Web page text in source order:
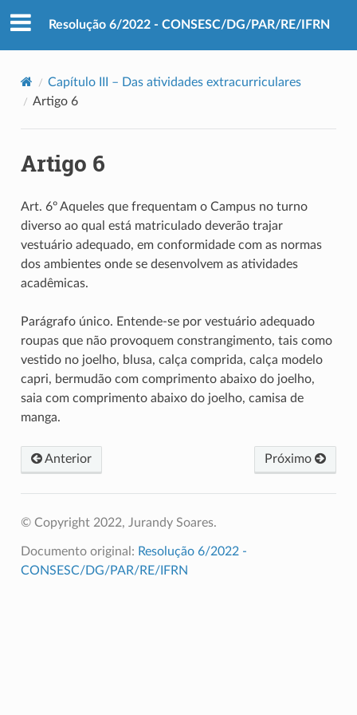
Resolução 6/2022 - CONSESC/DG/PAR/RE/IFRN
Capítulo III – Das atividades extracurriculares
Artigo 6
Artigo 6
Art. 6º Aqueles que frequentam o Campus no turno
diverso ao qual está matriculado deverão trajar
vestuário adequado, em conformidade com as normas
dos ambientes onde se desenvolvem as atividades
acadêmicas.
Parágrafo único. Entende-se por vestuário adequado
roupas que não provoquem constrangimento, tais como
vestido no joelho, blusa, calça comprida, calça modelo
capri, bermudão com comprimento abaixo do joelho,
saia com comprimento abaixo do joelho, camisa de
manga.
Anterior Próximo
© Copyright 2022, Jurandy Soares.
Documento original: Resolução 6/2022 -
CONSESC/DG/PAR/RE/IFRN